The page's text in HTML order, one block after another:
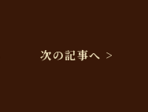
次の記事へ >